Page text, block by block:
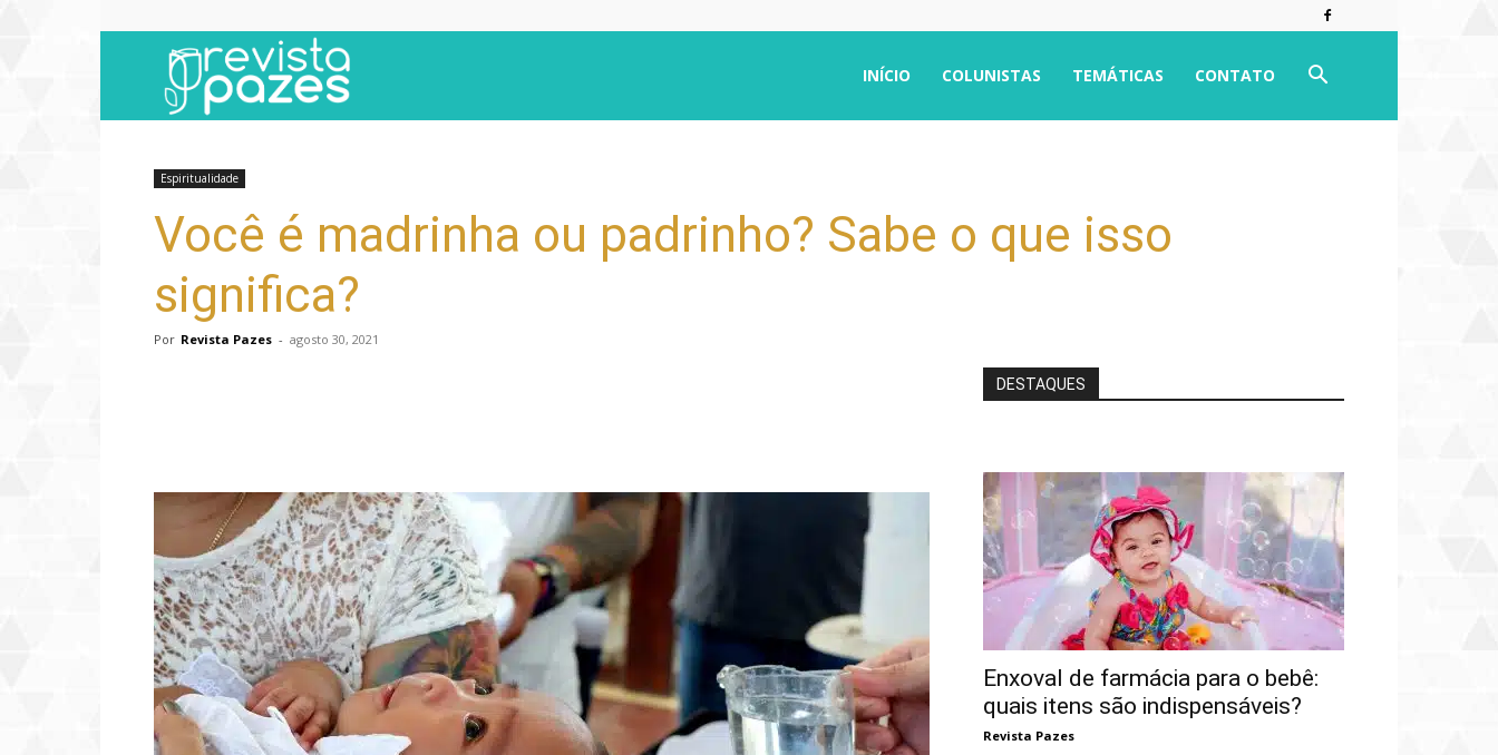
INÍCIO COLUNISTAS TEMÁTICAS CONTATO
Espiritualidade
Você é madrinha ou padrinho? Sabe o que isso
significa?
Por Revista Pazes - agosto 30, 2021
DESTAQUES
Enxoval de farmácia para o bebê:
quais itens são indispensáveis?
Revista Pazes